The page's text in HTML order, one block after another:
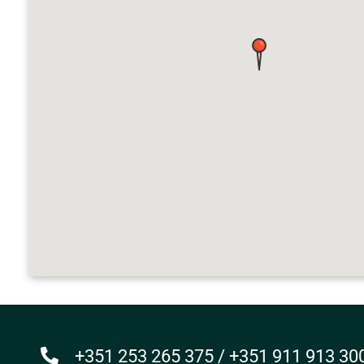
+351 253 265 375 / +351 911 913